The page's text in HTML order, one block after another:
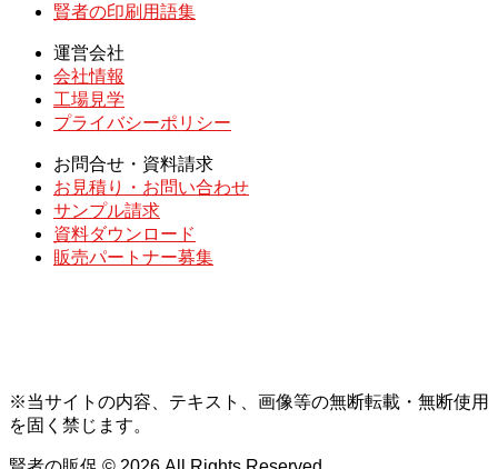
賢者の印刷用語集
運営会社
会社情報
工場見学
プライバシーポリシー
お問合せ・資料請求
お見積り・お問い合わせ
サンプル請求
資料ダウンロード
販売パートナー募集
※当サイトの内容、テキスト、画像等の無断転載・無断使用
を固く禁じます。